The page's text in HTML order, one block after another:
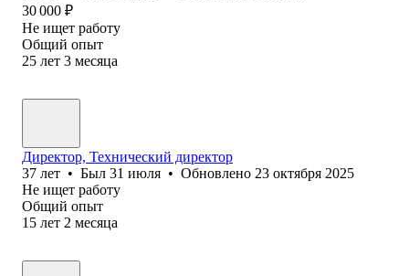
30 000 ₽
Не ищет работу
Общий опыт
25 лет 3 месяца
Директор, Технический директор
37 лет • Был 31 июля • Обновлено 23 октября 2025
Не ищет работу
Общий опыт
15 лет 2 месяца